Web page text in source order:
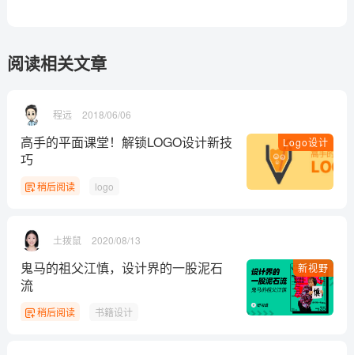
阅读相关文章
程远 2018/06/06
Logo设计
高手的平面课堂！解锁LOGO设计新技
巧
稍后阅读 logo
土拨鼠 2020/08/13
新视野
鬼马的祖父江慎，设计界的一股泥石
流
稍后阅读 书籍设计